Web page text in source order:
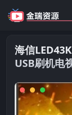
海信
USB刷机电